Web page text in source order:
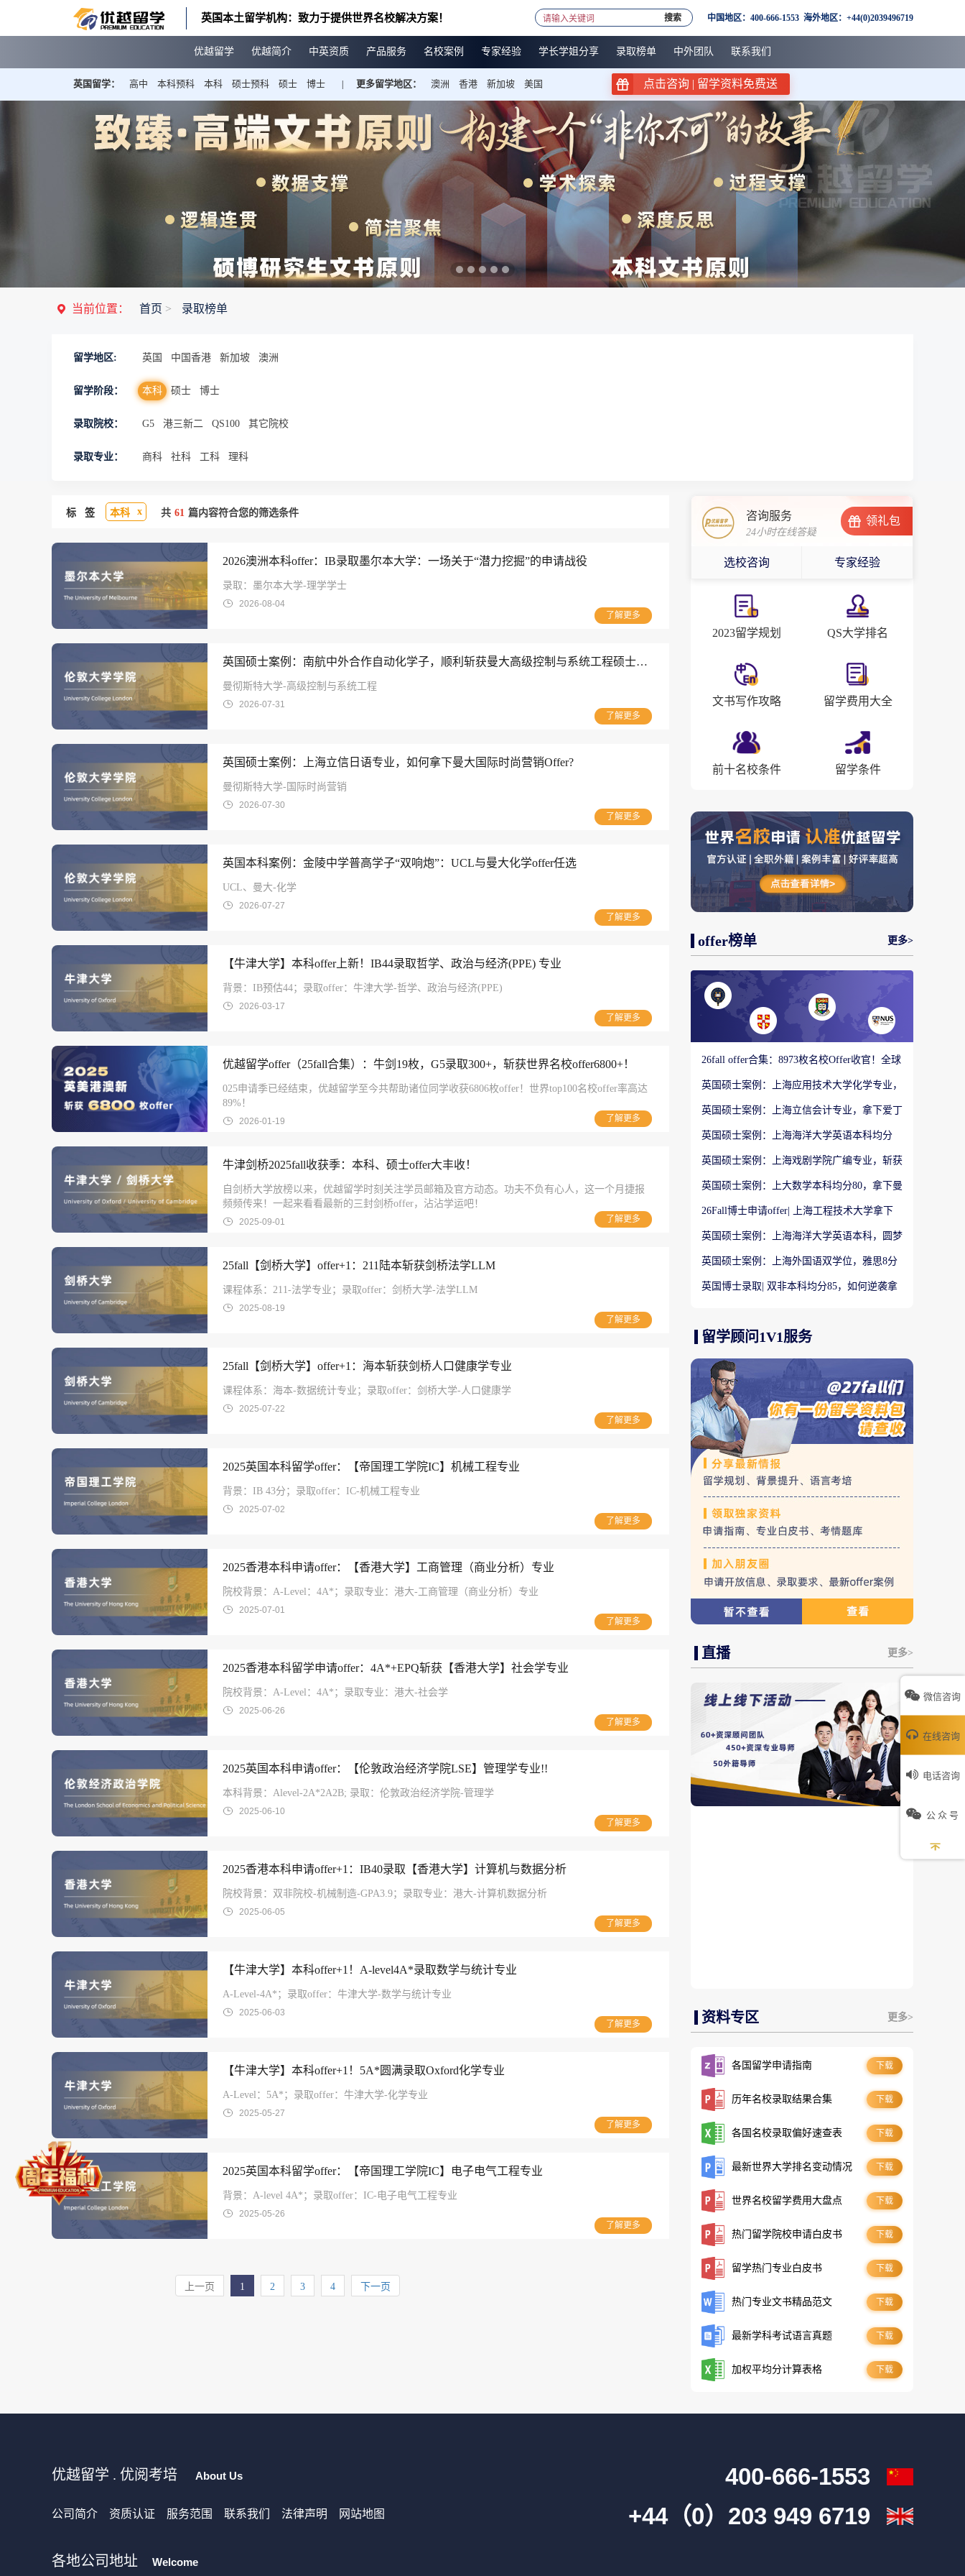
英国本土留学机构：致力于提供世界名校解决方案！ 中国地区：400-666-1553 海外地区：+44(0)2039496719
搜索
优越留学 优越简介 中英资质 产品服务 名校案例 专家经验 学长学姐分享 录取榜单 中外团队 联系我们
英国留学： 高中 本科预科 本科 硕士预科 硕士 博士 更多留学地区： 澳洲 香港 新加坡 美国 点击咨询 | 留学资料免费送
当前位置： 首页 > 录取榜单
留学地区: 英国 中国香港 新加坡 澳洲
留学阶段： 本科 硕士 博士
录取院校： G5 港三新二 QS100 其它院校
录取专业： 商科 社科 工科 理科
标 签 本科 x 共 61 篇内容符合您的筛选条件
2026澳洲本科offer：IB录取墨尔本大学：一场关于“潜力挖掘”的申请战役
录取：墨尔本大学-理学学士
2026-08-04
了解更多
英国硕士案例：南航中外合作自动化学子，顺利斩获曼大高级控制与系统工程硕士Offer
曼彻斯特大学-高级控制与系统工程
2026-07-31
了解更多
英国硕士案例：上海立信日语专业，如何拿下曼大国际时尚营销Offer?
曼彻斯特大学-国际时尚营销
2026-07-30
了解更多
英国本科案例：金陵中学普高学子“双响炮”：UCL与曼大化学offer任选
UCL、曼大-化学
2026-07-27
了解更多
【牛津大学】本科offer上新！IB44录取哲学、政治与经济(PPE) 专业
背景：IB预估44；录取offer：牛津大学-哲学、政治与经济(PPE)
2026-03-17
了解更多
优越留学offer（25fall合集）：牛剑19枚，G5录取300+，斩获世界名校offer6800+！
025申请季已经结束，优越留学至今共帮助诸位同学收获6806枚offer！世界top100名校offer率高达
89%！
2026-01-19 了解更多
牛津剑桥2025fall收获季：本科、硕士offer大丰收！
自剑桥大学放榜以来，优越留学时刻关注学员邮箱及官方动态。功夫不负有心人，这一个月捷报
频频传来！一起来看看最新的三封剑桥offer，沾沾学运吧！
2025-09-01 了解更多
25fall【剑桥大学】offer+1：211陆本斩获剑桥法学LLM
课程体系：211-法学专业；录取offer：剑桥大学-法学LLM
2025-08-19
了解更多
25fall【剑桥大学】offer+1：海本斩获剑桥人口健康学专业
课程体系：海本-数据统计专业；录取offer：剑桥大学-人口健康学
2025-07-22
了解更多
2025英国本科留学offer：【帝国理工学院IC】机械工程专业
背景：IB 43分；录取offer：IC-机械工程专业
2025-07-02
了解更多
2025香港本科申请offer：【香港大学】工商管理（商业分析）专业
院校背景：A-Level：4A*；录取专业：港大-工商管理（商业分析）专业
2025-07-01
了解更多
2025香港本科留学申请offer：4A*+EPQ斩获【香港大学】社会学专业
院校背景：A-Level：4A*；录取专业：港大-社会学
2025-06-26
了解更多
2025英国本科申请offer：【伦敦政治经济学院LSE】管理学专业!!
本科背景：Alevel-2A*2A2B; 录取：伦敦政治经济学院-管理学
2025-06-10
了解更多
2025香港本科申请offer+1：IB40录取【香港大学】计算机与数据分析
院校背景：双非院校-机械制造-GPA3.9；录取专业：港大-计算机数据分析
2025-06-05
了解更多
【牛津大学】本科offer+1！A-level4A*录取数学与统计专业
A-Level-4A*；录取offer：牛津大学-数学与统计专业
2025-06-03
了解更多
【牛津大学】本科offer+1！5A*圆满录取Oxford化学专业
A-Level：5A*；录取offer：牛津大学-化学专业
2025-05-27
了解更多
2025英国本科留学offer：【帝国理工学院IC】电子电气工程专业
背景：A-level 4A*；录取offer：IC-电子电气工程专业
2025-05-26
了解更多
上一页 1 2 3 4 下一页
咨询服务
24小时在线答疑
选校咨询 专家经验
领礼包
2023留学规划 QS大学排名
文书写作攻略 留学费用大全
前十名校条件 留学条件
offer榜单 更多>
26fall offer合集：8973枚名校Offer收官！全球
英国硕士案例：上海应用技术大学化学专业，
英国硕士案例：上海立信会计专业，拿下爱丁
英国硕士案例：上海海洋大学英语本科均分
英国硕士案例：上海戏剧学院广编专业，斩获
英国硕士案例：上大数学本科均分80，拿下曼
26Fall博士申请offer| 上海工程技术大学拿下
英国硕士案例：上海海洋大学英语本科，圆梦
英国硕士案例：上海外国语双学位，雅思8分
英国博士录取| 双非本科均分85，如何逆袭拿
留学顾问1V1服务
直播 更多>
资料专区 更多>
各国留学申请指南 下载
历年名校录取结果合集 下载
各国名校录取偏好速查表 下载
最新世界大学排名变动情况 下载
世界名校留学费用大盘点 下载
热门留学院校申请白皮书 下载
留学热门专业白皮书 下载
热门专业文书精品范文 下载
最新学科考试语言真题 下载
加权平均分计算表格 下载
优越留学 . 优阅考培 About Us
公司简介 资质认证 服务范围 联系我们 法律声明 网站地图
400-666-1553
+44（0）203 949 6719
各地公司地址 Welcome
微信咨询
在线咨询
电话咨询
公 众 号